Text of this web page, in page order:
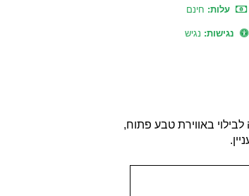
עלות: חינם
נגישות: נגיש
לבילוי באווירת טבע פתוח,